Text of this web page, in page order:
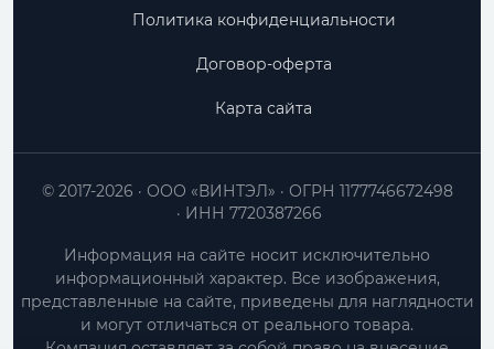
Политика конфиденциальности
Договор-оферта
Карта сайта
ООО «ВИНТЭЛ»
ОГРН 1177746672498
ИНН 7720387266
© 2017-2026
Информация на сайте носит исключительно
информационный характер. Все изображения,
представленные на сайте, приведены для наглядности
и могут отличаться от реального товара.